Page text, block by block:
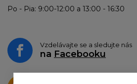
Po - Pia: 9:00-12:00 a 13:00 - 16:30
Vzdelávajte se a sledujte nás
na Facebooku